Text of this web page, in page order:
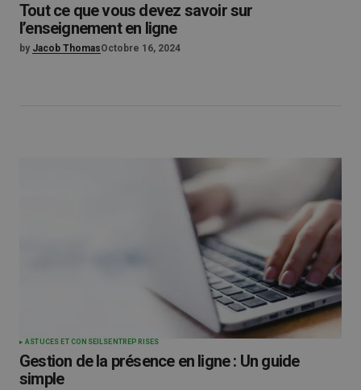
Tout ce que vous devez savoir sur
l’enseignement en ligne
by Jacob ThomasOctobre 16, 2024
ASTUCES ET CONSEILS ENTREPRISES
Gestion de la présence en ligne : Un guide
simple